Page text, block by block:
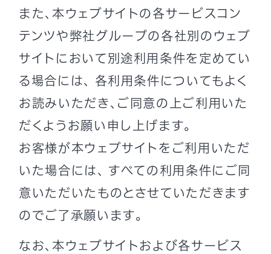
また、本ウェブサイトの各サービスコン
テンツや弊社グループの各社別のウェブ
サイトにおいて別途利用条件を定めてい
る場合には、 各利用条件についてもよく
お読みいただき、ご同意の上ご利用いた
だくようお願い申し上げます。
お客様が本ウェブサイトをご利用いただ
いた場合には、 すべての利用条件にご同
意いただいたものとさせていただきます
のでご了承願います。
なお、本ウェブサイトおよび各サービス